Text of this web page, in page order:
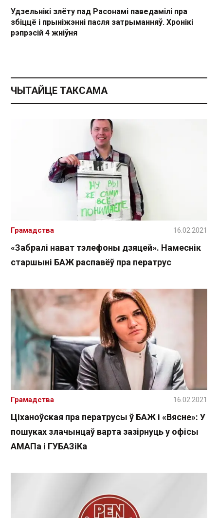
Удзельнікі злёту пад Расонамі паведамілі пра
збіццё і прыніжэнні пасля затрыманняў. Хронікі
рэпрэсій 4 жніўня
ЧЫТАЙЦЕ ТАКСАМА
«Забралі нават тэлефоны дзяцей». Намеснік
старшыні БАЖ распавёў пра ператрус
Грамадства 16.02.2021
Ціханоўская пра ператрусы ў БАЖ і «Вясне»: У
пошуках злачынцаў варта зазірнуць у офісы
АМАПа і ГУБАЗіКа
Грамадства 16.02.2021